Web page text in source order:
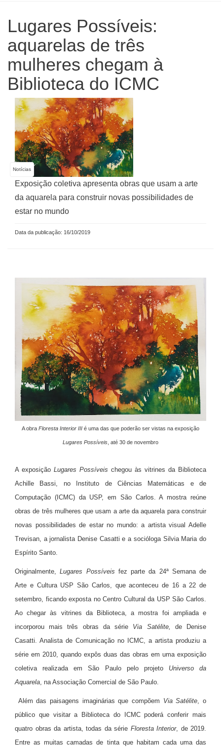
Lugares Possíveis:
aquarelas de três
mulheres chegam à
Biblioteca do ICMC
Notícias
Exposição coletiva apresenta obras que usam a arte
da aquarela para construir novas possibilidades de
estar no mundo
Data da publicação: 16/10/2019
A obra Floresta Interior III é uma das que poderão ser vistas na exposição
Lugares Possíveis , até 30 de novembro
A exposição Lugares Possíveis chegou às vitrines da Biblioteca
Achille Bassi, no Instituto de Ciências Matemáticas e de
Computação (ICMC) da USP, em São Carlos. A mostra reúne
obras de três mulheres que usam a arte da aquarela para construir
novas possibilidades de estar no mundo: a artista visual Adelle
Trevisan, a jornalista Denise Casatti e a socióloga Silvia Maria do
Espírito Santo.
Originalmente,Lugares Possíveis fez parte da 24ª Semana de
Arte e Cultura USP São Carlos, que aconteceu de 16 a 22 de
setembro, ficando exposta no Centro Cultural da USP São Carlos.
Ao chegar às vitrines da Biblioteca, a mostra foi ampliada e
incorporou mais três obras da série Via Satélite,
de Denise
Casatti. Analista de Comunicação no ICMC, a artista produziu a
série em 2010, quando expôs duas das obras em uma exposição
coletiva realizada em São Paulo pelo projeto Universo da
Aquarela, na Associação Comercial de São Paulo.
Além das paisagens imaginárias que compõem Via Satélite, o
público que visitar a Biblioteca do ICMC poderá conferir mais
quatro obras da artista, todas da série Floresta Interior, de 2019.
Entre as muitas camadas de tinta que habitam cada uma das